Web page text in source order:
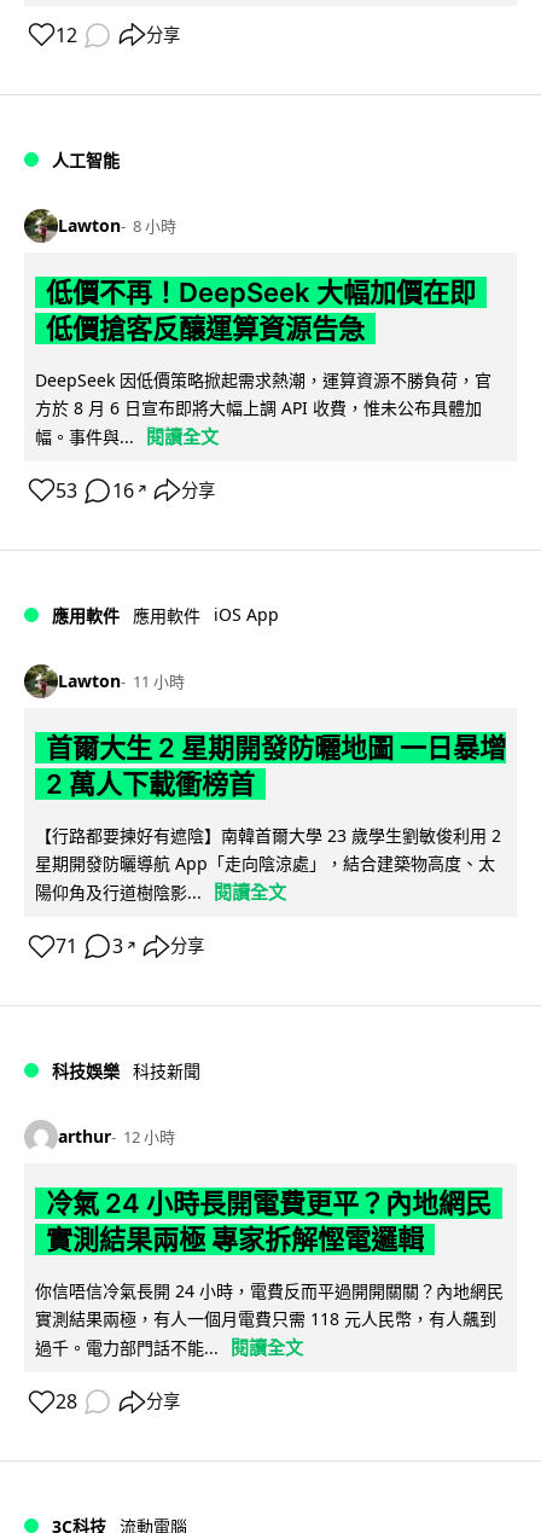
12 分享
人工智能
Lawton 8 小時
低價不再！DeepSeek 大幅加價在即
低價搶客反釀運算資源告急
DeepSeek 因低價策略掀起需求熱潮，運算資源不勝負荷，官
方於 8 月 6 日宣布即將大幅上調 API 收費，惟未公布具體加
幅。事件與...
閱讀全文
53 16 ↗ 分享
應用軟件 應用軟件 iOS App
Lawton 11 小時
首爾大生 2 星期開發防曬地圖 一日暴增
2 萬人下載衝榜首
【行路都要揀好有遮陰】南韓首爾大學 23 歲學生劉敏俊利用 2
星期開發防曬導航 App「走向陰涼處」，結合建築物高度、太
陽仰角及行道樹陰影...
閱讀全文
71 3 ↗ 分享
科技娛樂 科技新聞
arthur 12 小時
冷氣 24 小時長開電費更平？內地網民
實測結果兩極 專家拆解慳電邏輯
你信唔信冷氣長開 24 小時，電費反而平過開開關關？內地網民
實測結果兩極，有人一個月電費只需 118 元人民幣，有人飆到
過千。電力部門話不能...
閱讀全文
28 分享
3C科技 流動電腦